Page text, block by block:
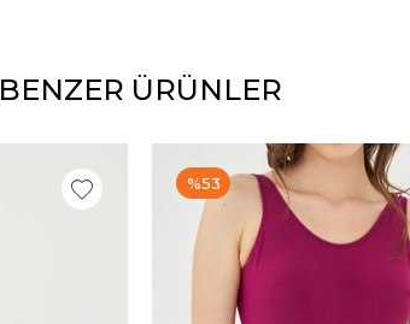
BENZER ÜRÜNLER
%53